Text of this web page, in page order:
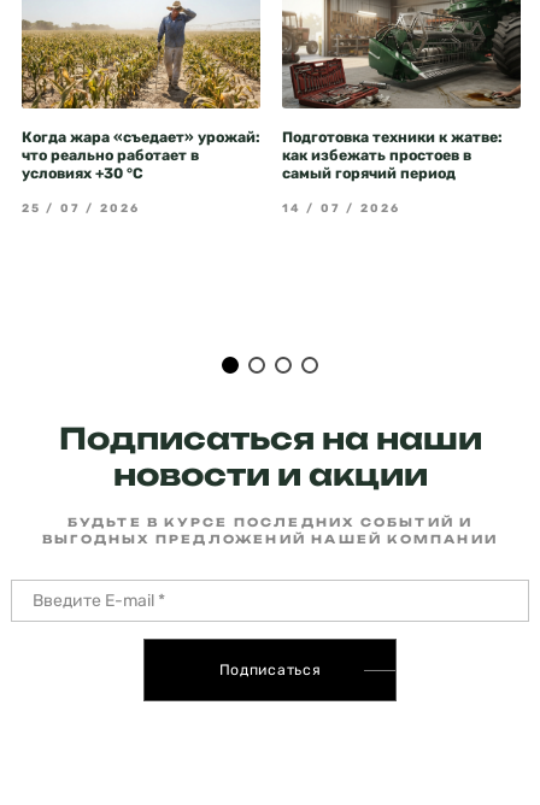
Когда жара «съедает» урожай:
что реально работает в
условиях +30 °C
25 / 07 / 2026
Подготовка техники к жатве:
как избежать простоев в
самый горячий период
14 / 07 / 2026
Подписаться на наши
новости и акции
БУДЬТЕ В КУРСЕ ПОСЛЕДНИХ СОБЫТИЙ И
ВЫГОДНЫХ ПРЕДЛОЖЕНИЙ НАШЕЙ КОМПАНИИ
Подписаться